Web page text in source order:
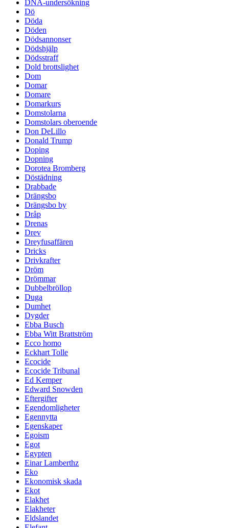
DNA-undersökning
Dö
Döda
Döden
Dödsannonser
Dödshjälp
Dödsstraff
Dold brottslighet
Dom
Domar
Domare
Domarkurs
Domstolarna
Domstolars oberoende
Don DeLillo
Donald Trump
Doping
Dopning
Dorotea Bromberg
Döstädning
Drabbade
Drängsbo
Drängsbo by
Dråp
Drenas
Drev
Dreyfusaffären
Dricks
Drivkrafter
Dröm
Drömmar
Dubbelbröllop
Duga
Dumhet
Dygder
Ebba Busch
Ebba Witt Brattström
Ecco homo
Eckhart Tolle
Ecocide
Ecocide Tribunal
Ed Kemper
Edward Snowden
Eftergifter
Egendomligheter
Egennytta
Egenskaper
Egoism
Egot
Egypten
Einar Lamberthz
Eko
Ekonomisk skada
Ekot
Elakhet
Elakheter
Eldslandet